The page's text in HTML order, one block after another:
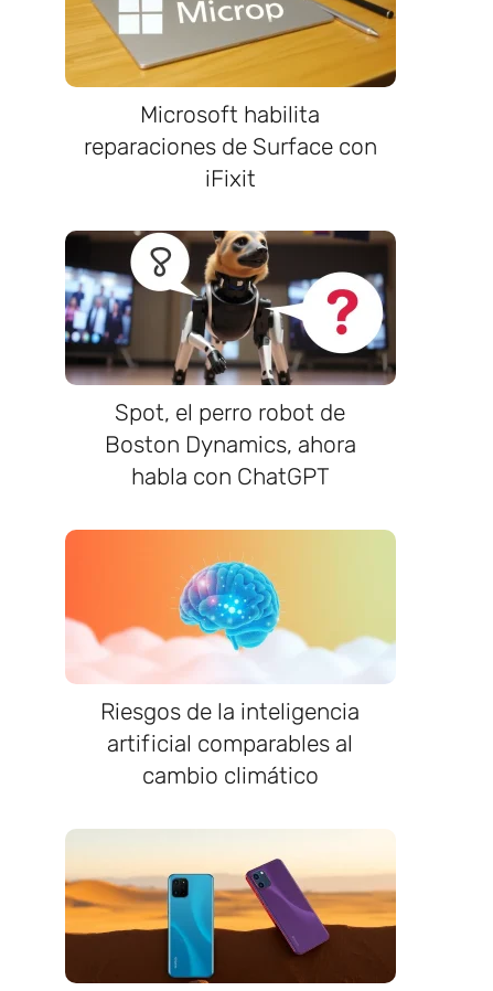
Microsoft habilita
reparaciones de Surface con
iFixit
Spot, el perro robot de
Boston Dynamics, ahora
habla con ChatGPT
Riesgos de la inteligencia
artificial comparables al
cambio climático